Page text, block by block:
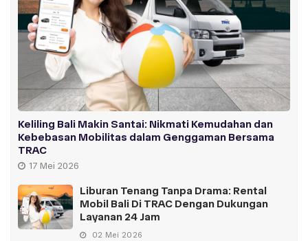
Keliling Bali Makin Santai: Nikmati Kemudahan dan
Kebebasan Mobilitas dalam Genggaman Bersama
TRAC
17 Mei 2026
Liburan Tenang Tanpa Drama: Rental
Mobil Bali Di TRAC Dengan Dukungan
Layanan 24 Jam
02 Mei 2026